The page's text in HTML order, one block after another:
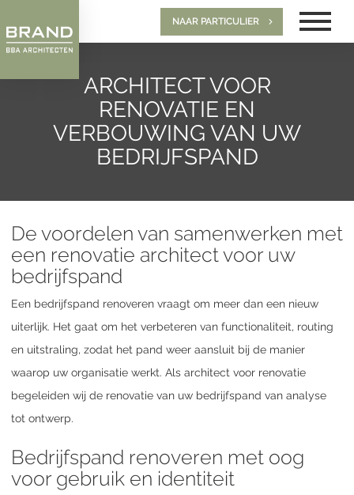
NAAR PARTICULIER
ARCHITECT VOOR
RENOVATIE EN
VERBOUWING VAN UW
BEDRIJFSPAND
De voordelen van samenwerken met
een renovatie architect voor uw
bedrijfspand
Een bedrijfspand renoveren vraagt om meer dan een nieuw
uiterlijk. Het gaat om het verbeteren van functionaliteit, routing
en uitstraling, zodat het pand weer aansluit bij de manier
waarop uw organisatie werkt. Als architect voor renovatie
begeleiden wij de renovatie van uw bedrijfspand van analyse
tot ontwerp.
Bedrijfspand renoveren met oog
voor gebruik en identiteit